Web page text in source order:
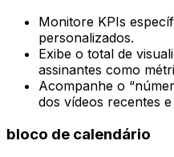
Monitore KPIs
personalizados.
Exibe o total de
assinantes como
Acompanhe o
dos vídeos recentes
bloco de calendário